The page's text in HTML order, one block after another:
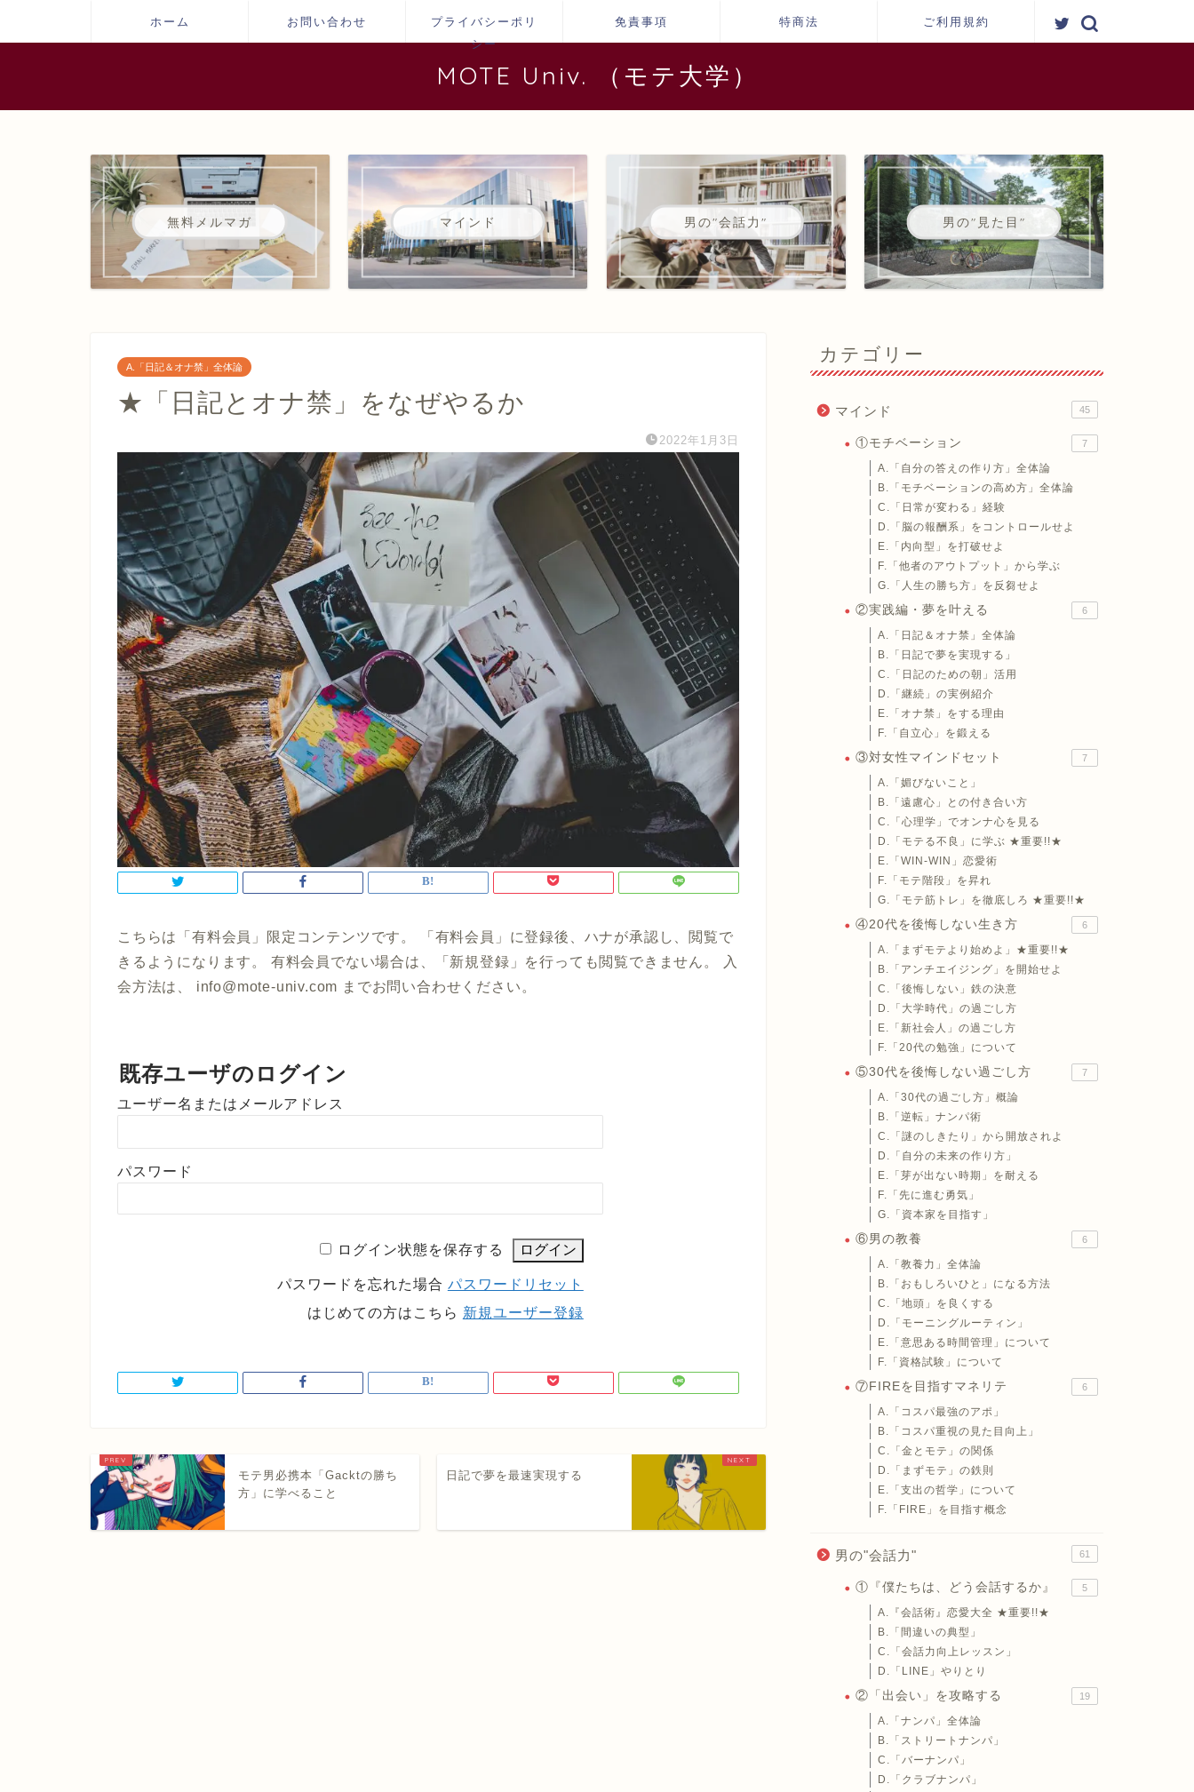
ホーム お問い合わせ
プライバシーポリ
シー
免責事項 特商法 ご利用規約
MOTE Univ. （モテ大学）
無料メルマガ マインド 男の"会話力" 男の"見た目"
A.「日記＆オナ禁」全体論
★「日記とオナ禁」をなぜやるか
2022年1月3日
こちらは「有料会員」限定コンテンツです。 「有料会員」に登録後、ハナが承認し、閲覧で
きるようになります。 有料会員でない場合は、「新規登録」を行っても閲覧できません。 入
会方法は、 info@mote-univ.com までお問い合わせください。
既存ユーザのログイン
ユーザー名またはメールアドレス
パスワード
ログイン状態を保存する
パスワードを忘れた場合 パスワードリセット
はじめての方はこちら 新規ユーザー登録
モテ男必携本「Gacktの勝ち
方」に学べること
日記で夢を最速実現する
カテゴリー
マインド 45
①モチベーション 7
A.「自分の答えの作り方」全体論
B.「モチベーションの高め方」全体論
C.「日常が変わる」経験
D.「脳の報酬系」をコントロールせよ
E.「内向型」を打破せよ
F.「他者のアウトプット」から学ぶ
G.「人生の勝ち方」を反芻せよ
②実践編・夢を叶える 6
A.「日記＆オナ禁」全体論
B.「日記で夢を実現する」
C.「日記のための朝」活用
D.「継続」の実例紹介
E.「オナ禁」をする理由
F.「自立心」を鍛える
③対女性マインドセット 7
A.「媚びないこと」
B.「遠慮心」との付き合い方
C.「心理学」でオンナ心を見る
D.「モテる不良」に学ぶ ★重要!!★
E.「WIN-WIN」恋愛術
F.「モテ階段」を昇れ
G.「モテ筋トレ」を徹底しろ ★重要!!★
④20代を後悔しない生き方 6
A.「まずモテより始めよ」★重要!!★
B.「アンチエイジング」を開始せよ
C.「後悔しない」鉄の決意
D.「大学時代」の過ごし方
E.「新社会人」の過ごし方
F.「20代の勉強」について
⑤30代を後悔しない過ごし方 7
A.「30代の過ごし方」概論
B.「逆転」ナンパ術
C.「謎のしきたり」から開放されよ
D.「自分の未来の作り方」
E.「芽が出ない時期」を耐える
F.「先に進む勇気」
G.「資本家を目指す」
⑥男の教養 6
A.「教養力」全体論
B.「おもしろいひと」になる方法
C.「地頭」を良くする
D.「モーニングルーティン」
E.「意思ある時間管理」について
F.「資格試験」について
⑦FIREを目指すマネリテ 6
A.「コスパ最強のアポ」
B.「コスパ重視の見た目向上」
C.「金とモテ」の関係
D.「まずモテ」の鉄則
E.「支出の哲学」について
F.「FIRE」を目指す概念
男の"会話力" 61
①『僕たちは、どう会話するか』 5
A.『会話術』恋愛大全 ★重要!!★
B.「間違いの典型」
C.「会話力向上レッスン」
D.「LINE」やりとり
②「出会い」を攻略する 19
A.「ナンパ」全体論
B.「ストリートナンパ」
C.「バーナンパ」
D.「クラブナンパ」